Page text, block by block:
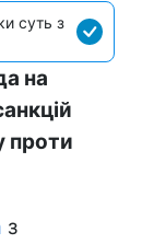
суть з
на
проти
з